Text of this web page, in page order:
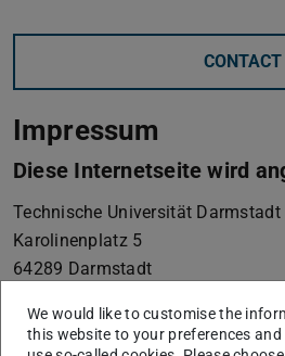
CONTACT
Impressum
Diese Internetseite wird
Technische Universität Darmstadt
Karolinenplatz 5
64289 Darmstadt
vertreten durch die Präsidentin
We would like to customise the
this website to your preferences and